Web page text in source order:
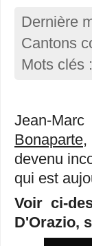
Dernière
Cantons
Mots clés
Jean-
Bonaparte,
devenu
qui est
Voir ci-
D'Orazio,